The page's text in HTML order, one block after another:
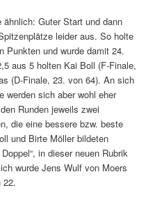
Guter Start und dann
leider aus. So holte
Punkten und wurde damit 24.
aus 5 holten Kai Boll (F-Finale,
(D-Finale, 23. von 64). An sich
werden sich aber wohl eher
Runden jeweils zwei
die eine bessere bzw. beste
und Birte Möller bildeten
in dieser neuen Rubrik
wurde Jens Wulf von Moers
22.